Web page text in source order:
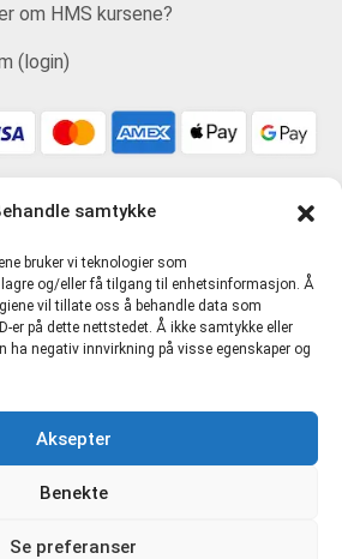
samtykke
bruker vi teknologier som
og/eller få tilgang til enhetsinformasjon. Å
vil tillate oss å behandle data som
er på dette nettstedet. Å ikke samtykke eller
ha negativ innvirkning på visse egenskaper og
Aksepter
Benekte
Se preferanser
om HMS kursene?
(login)